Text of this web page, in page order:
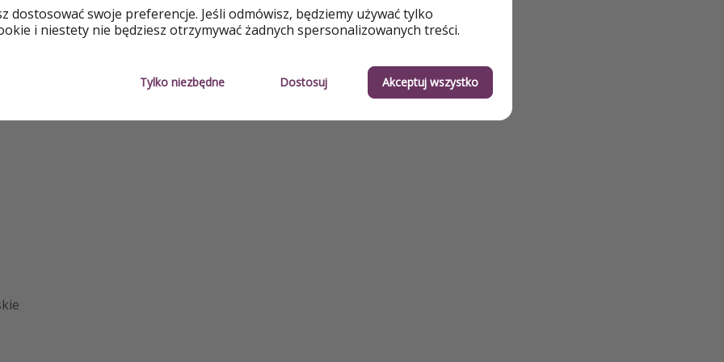
Blisko plaży All Inclusive
dostosować swoje preferencje. Jeśli odmówisz, będziemy używać tylko
i niestety nie będziesz otrzymywać żadnych spersonalizowanych treści.
Tylko niezbędne Dostosuj Akceptuj wszystko